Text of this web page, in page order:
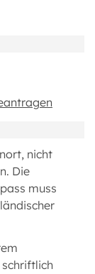
nicht
Die
muss